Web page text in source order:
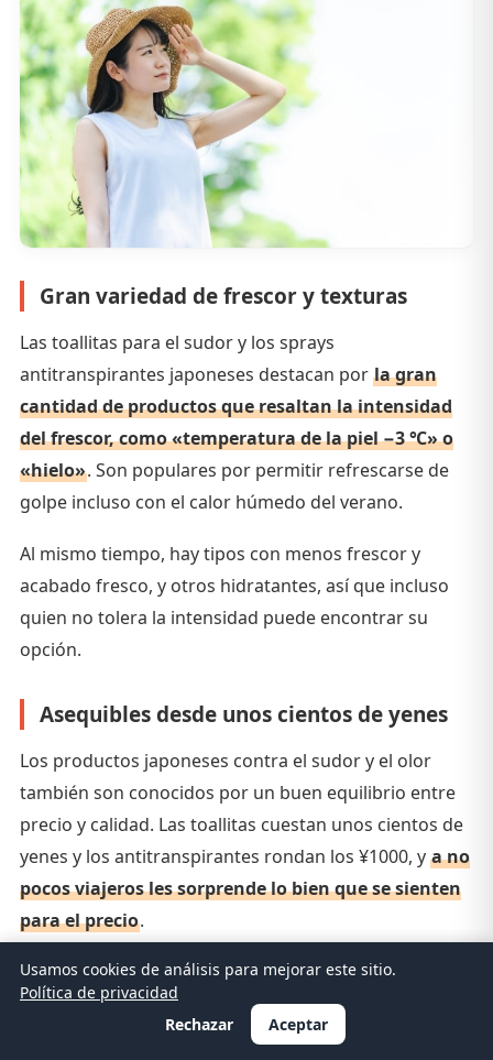
Gran variedad de frescor y texturas
Las toallitas para el sudor y los sprays
antitranspirantes japoneses destacan por la gran
cantidad de productos que resaltan la intensidad
del frescor, como «temperatura de la piel −3 ℃» o
«hielo». Son populares por permitir refrescarse de
golpe incluso con el calor húmedo del verano.
Al mismo tiempo, hay tipos con menos frescor y
acabado fresco, y otros hidratantes, así que incluso
quien no tolera la intensidad puede encontrar su
opción.
Asequibles desde unos cientos de yenes
Los productos japoneses contra el sudor y el olor
también son conocidos por un buen equilibrio entre
precio y calidad. Las toallitas cuestan unos cientos de
yenes y los antitranspirantes rondan los ¥1000, y a no
pocos viajeros les sorprende lo bien que se sienten
para el precio.
Como son asequibles, mucha gente compra varios
para probar o hace acopio como souvenir.
Usamos cookies de análisis para mejorar este sitio.
Política de privacidad
Rechazar
Aceptar